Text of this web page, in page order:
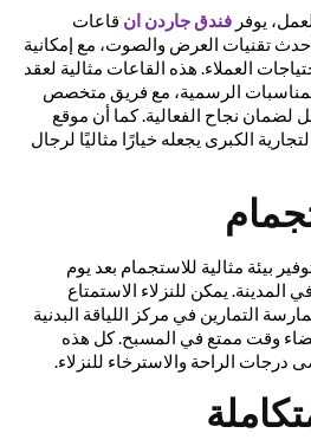
يوفر فندق جاردن ان قاعات
تقنيات العرض والصوت، مع إمكانية
العملاء. هذه القاعات مثالية لعقد
الرسمية، مع فريق متخصص
لضمان نجاح الفعالية. كما أن موقع
الكبرى يجعله خيارًا مثاليًا لرجال
بيئة مثالية للاستجمام بعد يوم
يمكن للنزلاء الاستمتاع
التمارين في مركز اللياقة البدنية
وقت ممتع في المسبح. كل هذه
الراحة والاسترخاء للنزلاء.